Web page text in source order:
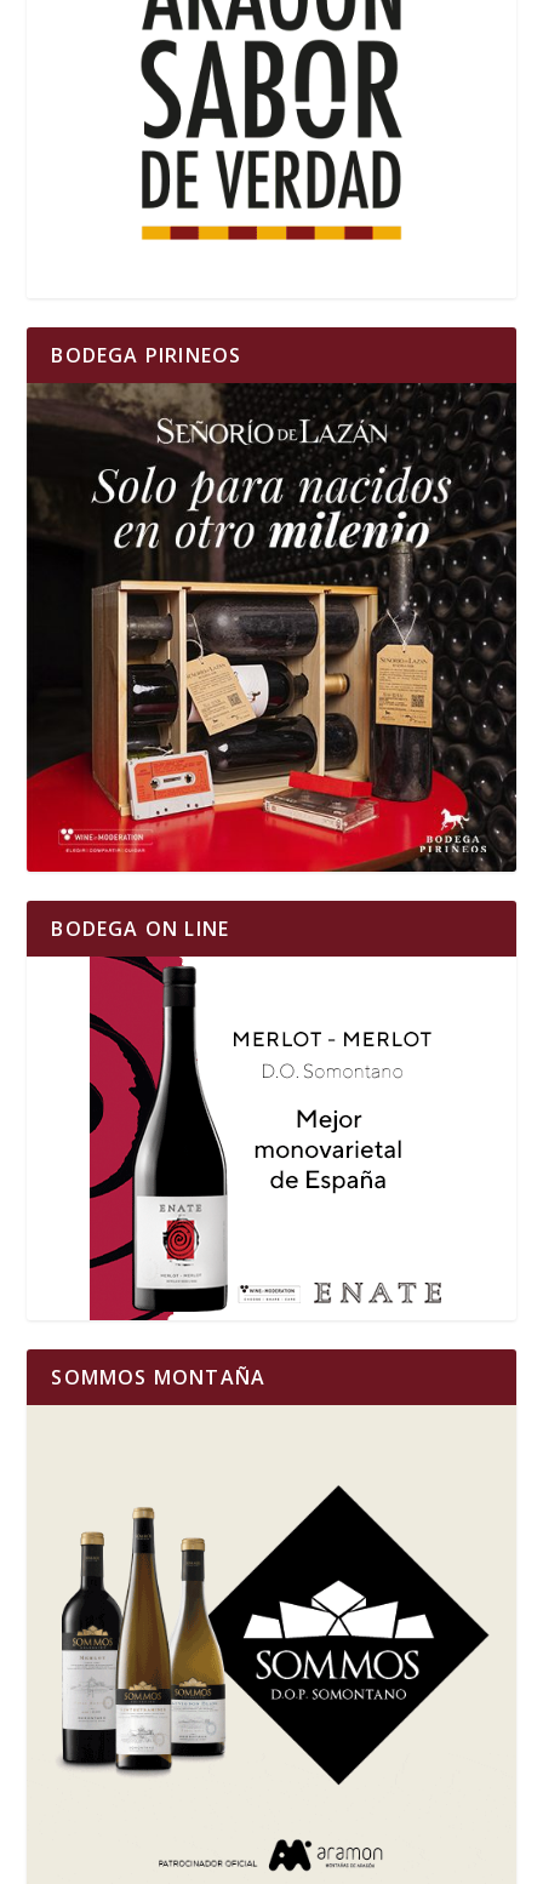
BODEGA PIRINEOS
BODEGA ON LINE
SOMMOS MONTAÑA